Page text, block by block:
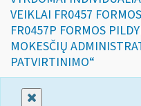
VEIKLAI FR0457
FR0457P FORMOS
MOKESČIŲ
PATVIRTINIMO“